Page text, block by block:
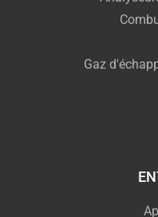
Gaz